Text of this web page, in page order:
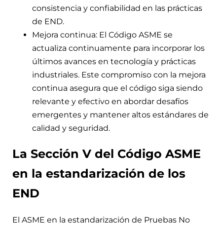
consistencia y confiabilidad en las prácticas
de END.
Mejora continua: El Código ASME se
actualiza continuamente para incorporar los
últimos avances en tecnología y prácticas
industriales. Este compromiso con la mejora
continua asegura que el código siga siendo
relevante y efectivo en abordar desafíos
emergentes y mantener altos estándares de
calidad y seguridad.
La Sección V del Código ASME
en la estandarización de los
END
El ASME en la estandarización de Pruebas No